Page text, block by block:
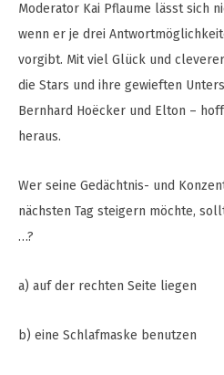
Moderator Kai Pflaume lässt sich
wenn er je drei
vorgibt. Mit viel Glück und
die Stars und ihre gewieften
Bernhard Hoëcker und Elton –
heraus.
Wer seine Gedächtnis- und
nächsten Tag steigern möchte,
…?
a) auf der rechten Seite liegen
b) eine Schlafmaske benutzen